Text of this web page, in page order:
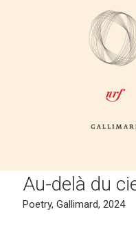
Au-delà du
Poetry, Gallimard, 2024